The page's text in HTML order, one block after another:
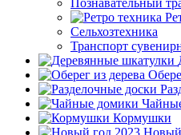
Познавательный
Сельхозтехника
Транспорт
Кормушки
Новый